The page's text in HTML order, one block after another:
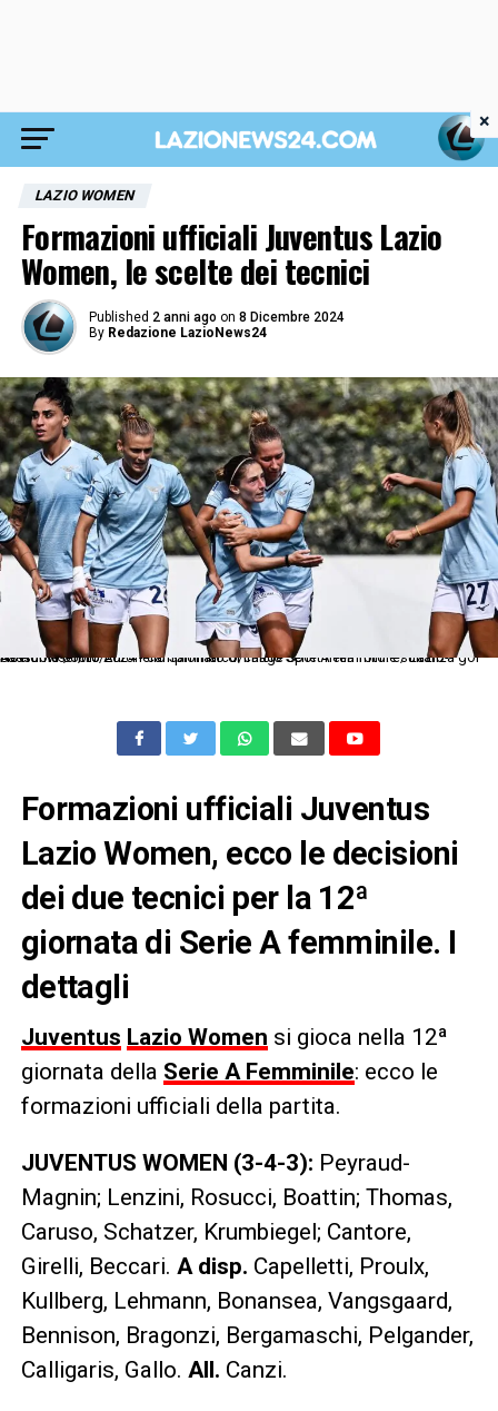
LAZIO WOMEN
Formazioni ufficiali Juventus Lazio
Women, le scelte dei tecnici
Published 2 anni ago on 8 Dicembre 2024
By Redazione LazioNews24
As Roma 06/10/2024 - campionato di calcio Serie A femminile / Lazio-Sassuolo / foto Antonello Sammarco/Image Sport nella foto: esultanza gol Noemi Visentin
Formazioni ufficiali Juventus
Lazio Women, ecco le decisioni
dei due tecnici per la 12ª
giornata di Serie A femminile. I
dettagli
Juventus Lazio Women si gioca nella 12ª
giornata della Serie A Femminile: ecco le
formazioni ufficiali della partita.
JUVENTUS WOMEN (3-4-3): Peyraud-
Magnin; Lenzini, Rosucci, Boattin; Thomas,
Caruso, Schatzer, Krumbiegel; Cantore,
Girelli, Beccari. A disp. Capelletti, Proulx,
Kullberg, Lehmann, Bonansea, Vangsgaard,
Bennison, Bragonzi, Bergamaschi, Pelgander,
Calligaris, Gallo. All. Canzi.
×